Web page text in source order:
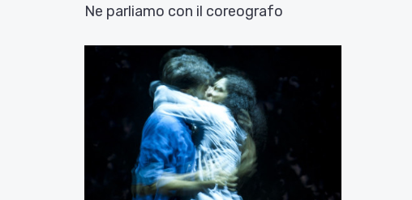
Ne parliamo con il coreografo